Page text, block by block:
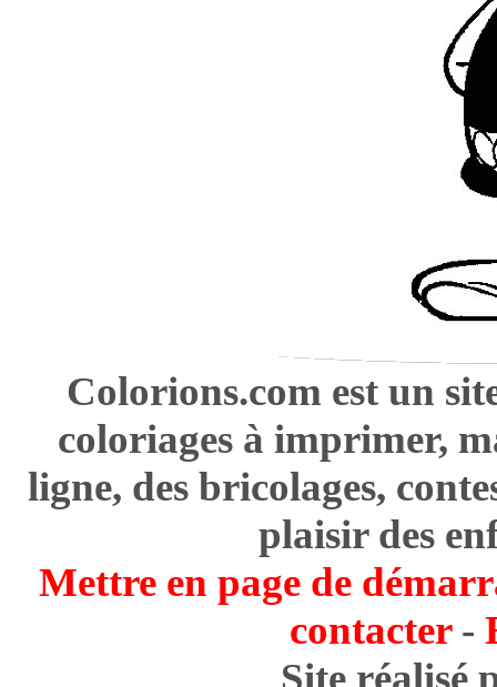
Colorions.com est un
coloriages à imprimer,
ligne, des bricolages,
plaisir des
Mettre en page de
contacter-
Site réalisé